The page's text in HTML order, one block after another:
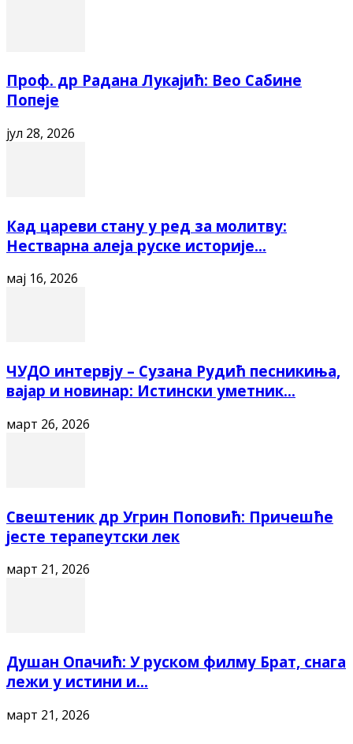
Проф. др Радана Лукајић: Вео Сабине
Попеје
јул 28, 2026
Кад цареви стану у ред за молитву:
Нестварна алеја руске историје...
мај 16, 2026
ЧУДО интервју – Сузана Рудић песникиња,
вајар и новинар: Истински уметник...
март 26, 2026
Свештеник др Угрин Поповић: Причешће
јесте терапеутски лек
март 21, 2026
Душан Опачић: У руском филму Брат, снага
лежи у истини и...
март 21, 2026